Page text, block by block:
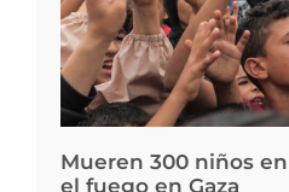
Mueren 300 niños
el fuego en Gaza